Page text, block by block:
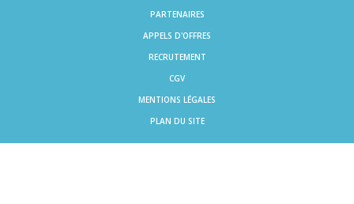
PARTENAIRES
APPELS D'OFFRES
RECRUTEMENT
CGV
MENTIONS LÉGALES
PLAN DU SITE